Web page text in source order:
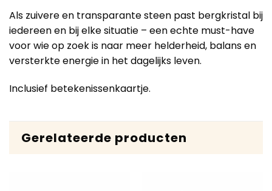
Als zuivere en transparante steen past bergkristal bij
iedereen en bij elke situatie – een echte must-have
voor wie op zoek is naar meer helderheid, balans en
versterkte energie in het dagelijks leven.
Inclusief betekenissenkaartje.
Gerelateerde producten